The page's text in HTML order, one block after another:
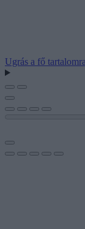
Ugrás a fő tartalomra